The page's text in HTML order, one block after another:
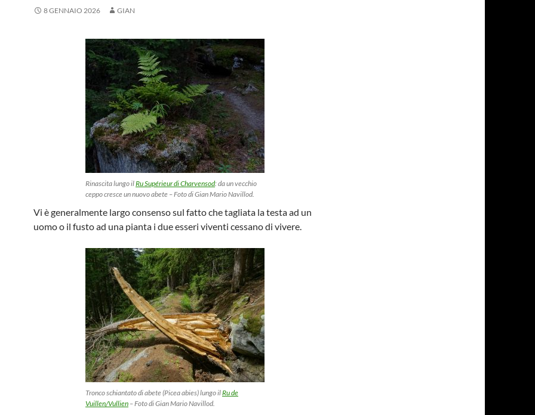
8 GENNAIO 2026 GIAN
Rinascita lungo ilRu Supérieur di Charvensod: da un vecchio
ceppo cresce un nuovo abete – Foto di Gian Mario Navillod.
Vi è generalmente largo consenso sul fatto che tagliata la testa ad un
uomo o il fusto ad una pianta i due esseri viventi cessano di vivere.
Tronco schiantato di abete (Picea abies) lungo ilRu de
Vuillen/Vullien – Foto di Gian Mario Navillod.